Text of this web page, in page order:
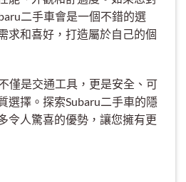
二手車會是一個不錯的選
求和喜好，打造屬於自己的個
僅是交通工具，更是安全、可
選擇。探索Subaru二手車的隱
令人驚喜的優勢，讓您擁有更